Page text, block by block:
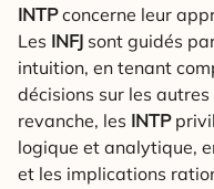
INTPconcerne leur
Les INFJ sont guidés
intuition, en tenant
décisions sur les
revanche, les INTP
logique et analytique,
et les implications